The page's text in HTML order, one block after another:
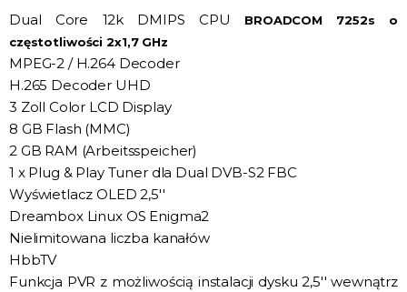
Dual Core 12k DMIPS CPU
BROADCOM 7252s o
częstotliwości 2x1,7 GHz
MPEG-2 / H.264 Decoder
H.265 Decoder UHD
3 Zoll Color LCD Display
8 GB Flash (MMC)
2 GB RAM (Arbeitsspeicher)
1 x Plug & Play Tuner dla Dual DVB-S2 FBC
Wyświetlacz OLED 2,5''
Dreambox Linux OS Enigma2
Nielimitowana liczba kanałów
HbbTV
Funkcja PVR z możliwością instalacji dysku 2,5'' wewnątrz